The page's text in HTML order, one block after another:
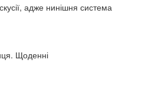
адже нинішня система
Щоденні